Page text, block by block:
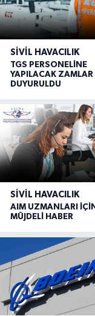
SIVIL HAVACILIK
TGS PERSONELİNE
YAPILACAK ZAMLAR
DUYURULDU
SIVIL HAVACILIK
AIM UZMANLARI İÇİN
MÜJDELİ HABER